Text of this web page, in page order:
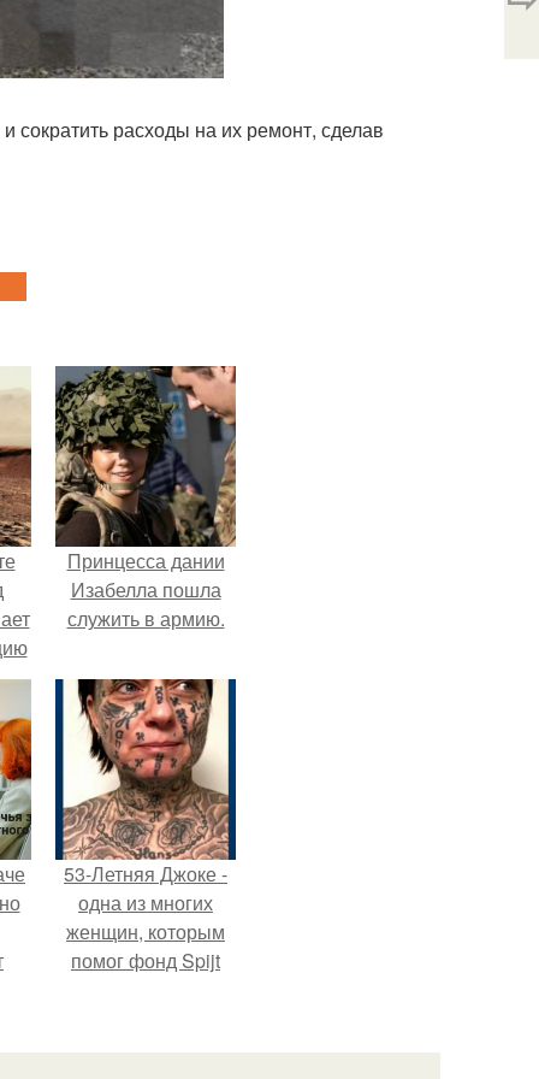
сократить расходы на их ремонт, сделав
Принцесса дании
Изабелла пошла
служить в армию.
53-Летняя Джоке -
одна из многих
женщин, которым
помог фонд Spijt
Роттердаме.